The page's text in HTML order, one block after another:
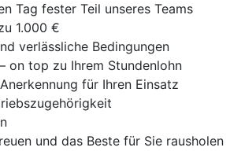
Tag fester Teil unseres Teams
1.000 €
verlässliche Bedingungen
on top zu Ihrem Stundenlohn
für Ihren Einsatz
und das Beste für Sie rausholen